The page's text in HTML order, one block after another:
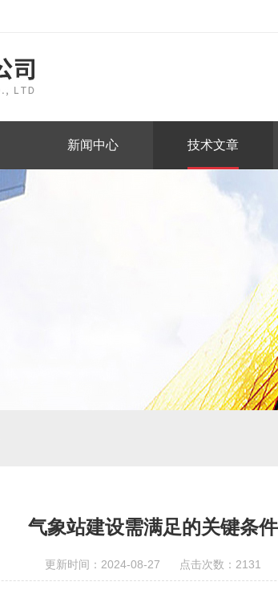
新闻中心 技术文章
气象站建设需满足的关键条件
更新时间：2024-08-27 点击次数：2131